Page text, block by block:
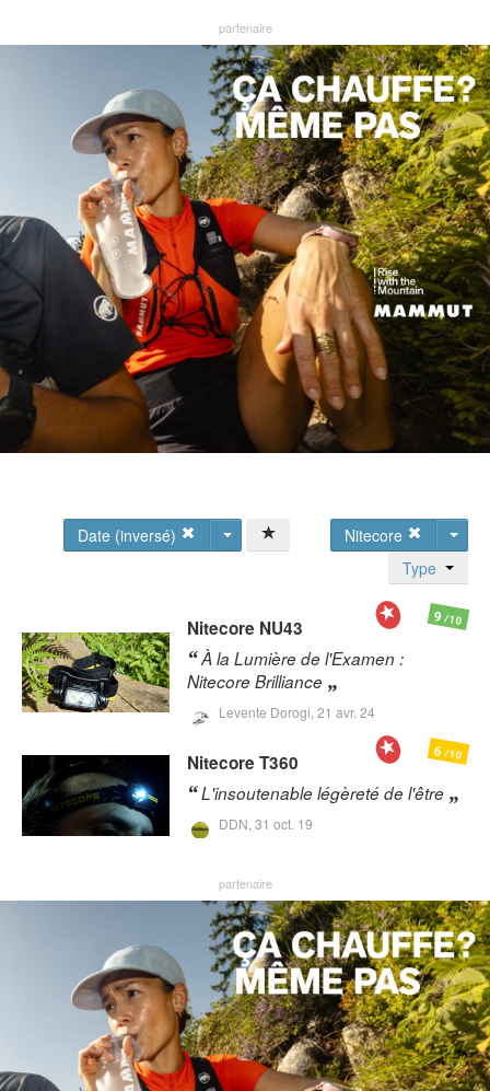
Date (inversé)
Nitecore
Type
Nitecore NU43
À la Lumière de l'Examen :
Nitecore Brilliance
Levente Dorogi, 21 avr. 24
9/10
Nitecore T360
L'insoutenable légèreté de l'être
DDN, 31 oct. 19
6/10